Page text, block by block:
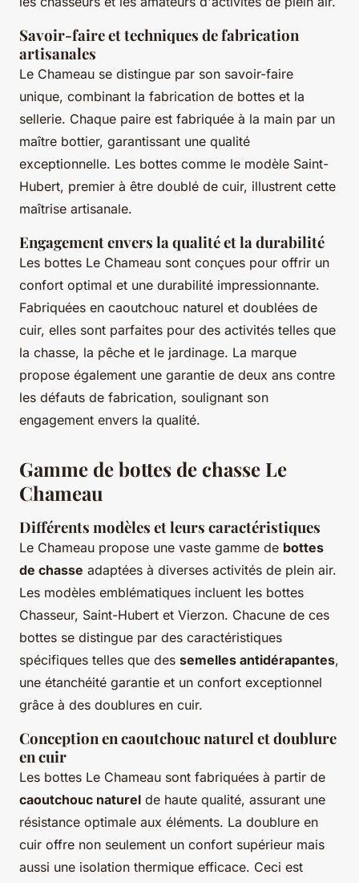
Savoir-faire et techniques de fabrication
artisanales
Le Chameau se distingue par son savoir-faire
unique, combinant la fabrication de bottes et la
sellerie. Chaque paire est fabriquée à la main par un
maître bottier, garantissant une qualité
exceptionnelle. Les bottes comme le modèle Saint-
Hubert, premier à être doublé de cuir, illustrent cette
maîtrise artisanale.
Engagement envers la qualité et la durabilité
Les bottes Le Chameau sont conçues pour offrir un
confort optimal et une durabilité impressionnante.
Fabriquées en caoutchouc naturel et doublées de
cuir, elles sont parfaites pour des activités telles que
la chasse, la pêche et le jardinage. La marque
propose également une garantie de deux ans contre
les défauts de fabrication, soulignant son
engagement envers la qualité.
Gamme de bottes de chasse Le
Chameau
Différents modèles et leurs caractéristiques
Le Chameau propose une vaste gamme de bottes
de chasse adaptées à diverses activités de plein air.
Les modèles emblématiques incluent les bottes
Chasseur, Saint-Hubert et Vierzon. Chacune de ces
bottes se distingue par des caractéristiques
spécifiques telles que des semelles antidérapantes,
une étanchéité garantie et un confort exceptionnel
grâce à des doublures en cuir.
Conception en caoutchouc naturel et doublure
en cuir
Les bottes Le Chameau sont fabriquées à partir de
caoutchouc naturel de haute qualité, assurant une
résistance optimale aux éléments. La doublure en
cuir offre non seulement un confort supérieur mais
aussi une isolation thermique efficace. Ceci est